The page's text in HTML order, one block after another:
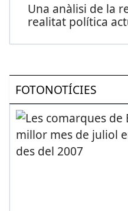
Una anàlisi de la
realitat política
FOTONOTÍCIES